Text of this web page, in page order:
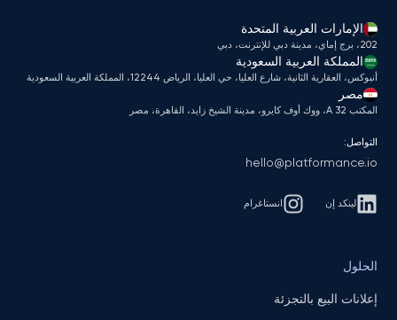
الإمارات العربية المتحدة
202، برج إماي، مدينة دبي للإنترنت، دبي
المملكة العربية السعودية
أنبوكس، العقارية الثانية، شارع العليا، حي العليا، الرياض 12244، المملكة العربية السعودية
مصر
المكتب A 32، ووك أوف كايرو، مدينة الشيخ زايد، القاهرة، مصر
التواصل:
hello@platformance.io
لينكد إن انستاغرام
الحلول
إعلانات البيع بالتجزئة